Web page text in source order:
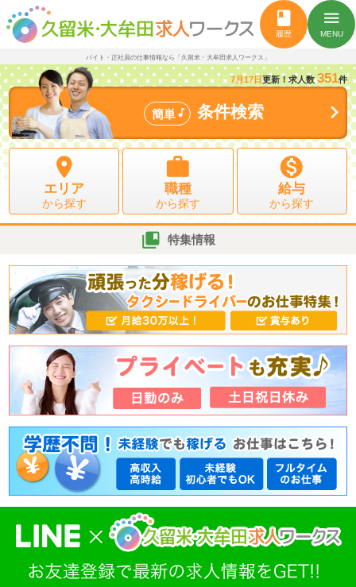
book
履歴
menu
MENU
バイト・正社員の仕事情報なら「久留米・大牟田求人ワークス」
7月17日更新！求人数351件
簡単  条件検索 

エリア
から探す

職種
から探す

給与
から探す
 特集情報